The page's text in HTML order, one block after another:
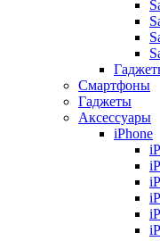
Смартфоны
Гаджеты
Аксессуары
iPhone